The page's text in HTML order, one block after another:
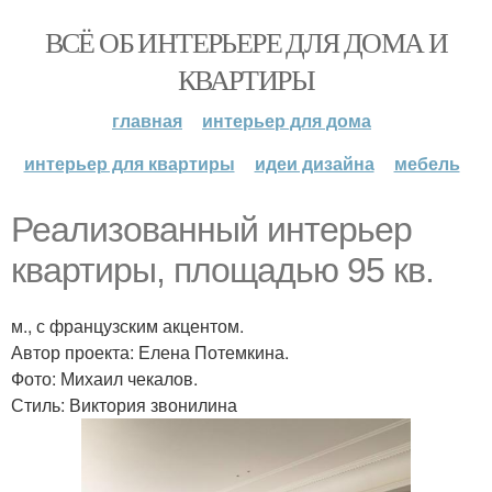
ВСЁ ОБ ИНТЕРЬЕРЕ ДЛЯ ДОМА И
КВАРТИРЫ
главная
интерьер для дома
интерьер для квартиры
идеи дизайна мебель
Реализованный интерьер
квартиры, площадью 95 кв.
м., с французским акцентом.
Автор проекта: Елена Потемкина.
Фото: Михаил чекалов.
Стиль: Виктория звонилина